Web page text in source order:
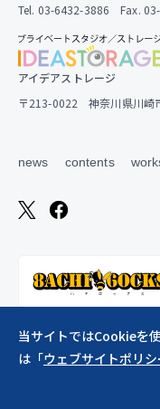
Tel. 03-6432-3886 Fax.
アイデアストレージ
〒213-0022 神奈川県川崎
news contents
当サイトではCookieを
は「ウェブサイトポリシ